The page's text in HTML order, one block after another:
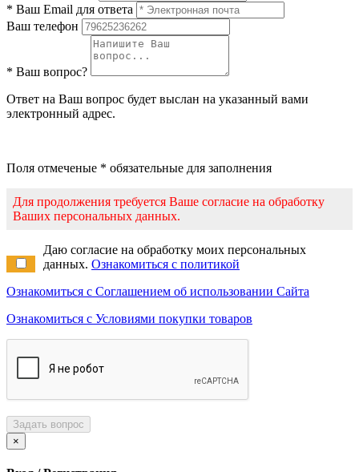
* Ваш Email для ответа
Ваш телефон
* Ваш вопрос?
Ответ на Ваш вопрос будет выслан на указанный вами
электронный адрес.
Поля отмеченые * обязательные для заполнения
Для продолжения требуется Ваше согласие на обработку
Ваших персональных данных.
Даю согласие на обработку моих персональных
данных. Ознакомиться с политикой
Ознакомиться с Соглашением об использовании Сайта
Ознакомиться с Условиями покупки товаров
Задать вопрос
×